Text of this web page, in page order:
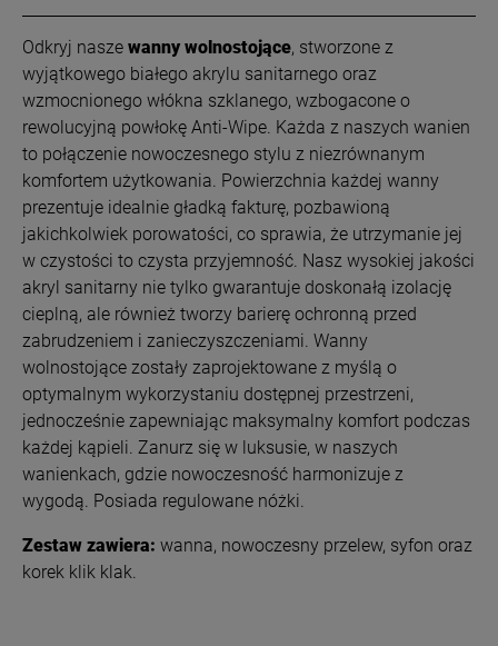
Odkryj nasze wanny wolnostojące, stworzone z
wyjątkowego białego akrylu sanitarnego oraz
wzmocnionego włókna szklanego, wzbogacone o
rewolucyjną powłokę Anti-Wipe. Każda z naszych wanien
to połączenie nowoczesnego stylu z niezrównanym
komfortem użytkowania. Powierzchnia każdej wanny
prezentuje idealnie gładką fakturę, pozbawioną
jakichkolwiek porowatości, co sprawia, że utrzymanie jej
w czystości to czysta przyjemność. Nasz wysokiej jakości
akryl sanitarny nie tylko gwarantuje doskonałą izolację
cieplną, ale również tworzy barierę ochronną przed
zabrudzeniem i zanieczyszczeniami. Wanny
wolnostojące zostały zaprojektowane z myślą o
optymalnym wykorzystaniu dostępnej przestrzeni,
jednocześnie zapewniając maksymalny komfort podczas
każdej kąpieli. Zanurz się w luksusie, w naszych
wanienkach, gdzie nowoczesność harmonizuje z
wygodą. Posiada regulowane nóżki.
Zestaw zawiera: wanna, nowoczesny przelew, syfon oraz
korek klik klak.